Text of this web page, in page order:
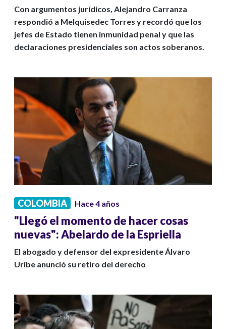
Con argumentos jurídicos, Alejandro Carranza
respondió a Melquisedec Torres y recordó que los
jefes de Estado tienen inmunidad penal y que las
declaraciones presidenciales son actos soberanos.
COLOMBIA Hace 4 años
"Llegó el momento de hacer cosas
nuevas": Abelardo de la Espriella
El abogado y defensor del expresidente Álvaro
Uribe anunció su retiro del derecho